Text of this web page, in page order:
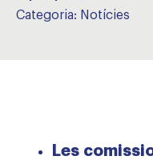
Categoria: Notícies
Les